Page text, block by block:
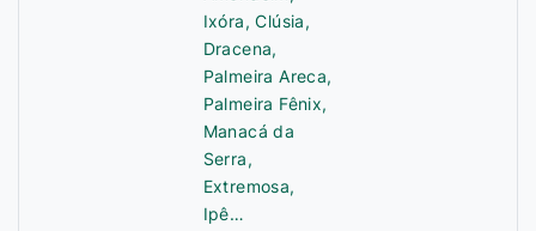
Ixóra, Clúsia,
Dracena,
Palmeira Areca,
Palmeira Fênix,
Manacá da
Serra,
Extremosa,
Ipê…